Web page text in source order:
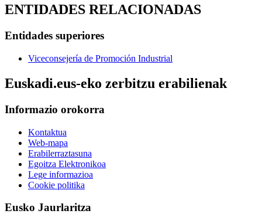
ENTIDADES RELACIONADAS
Entidades superiores
Viceconsejería de Promoción Industrial
Euskadi.eus-eko zerbitzu erabilienak
Informazio orokorra
Kontaktua
Web-mapa
Erabilerraztasuna
Egoitza Elektronikoa
Lege informazioa
Cookie politika
Eusko Jaurlaritza